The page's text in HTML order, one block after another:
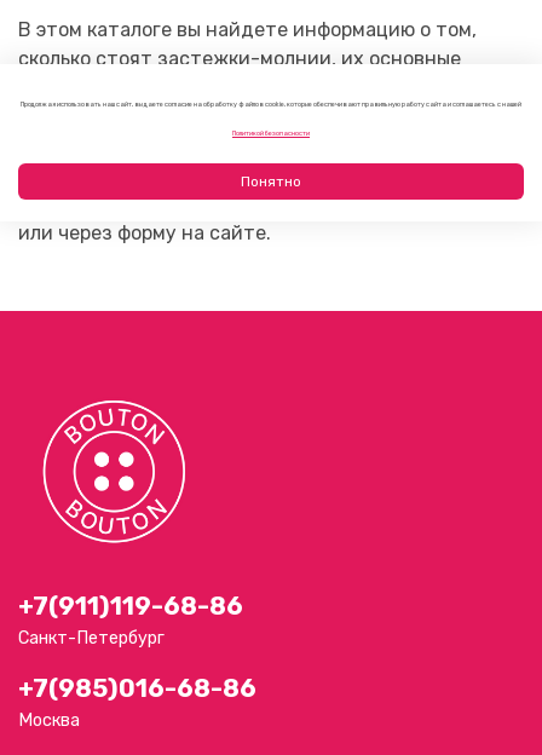
В этом каталоге вы найдете информацию о том,
сколько стоят застежки-молнии, их основные
Санкт-Петербурге и Москве. Наши сотрудники
помогут сориентироваться в имеющихся товарах.
Не забудьте записаться на просмотр по телефону
или через форму на сайте.
+7(911)119-68-86
Санкт-Петербург
+7(985)016-68-86
Москва
Продолжая использовать наш сайт, вы даете согласие на обработку файлов cookie, которые обеспечивают правильную работу сайта и соглашаетесь с нашей
Политикой безопасности
Понятно